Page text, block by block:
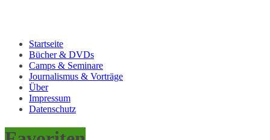
Startseite
Bücher & DVDs
Camps & Seminare
Journalismus & Vorträge
Über
Impressum
Datenschutz